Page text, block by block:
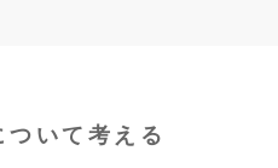
いて考える